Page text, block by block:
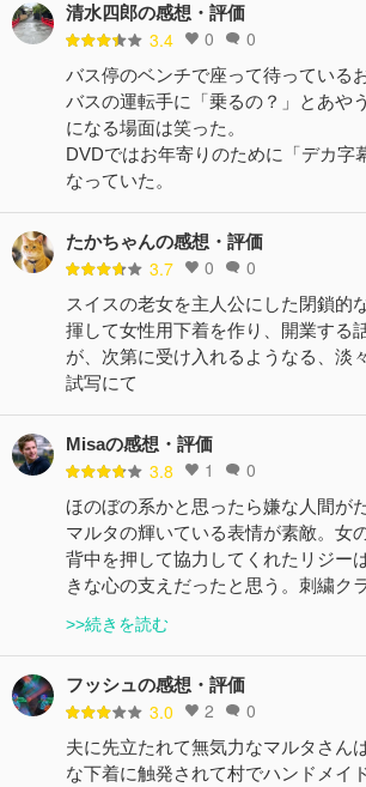
清水四郎の感想・評価
3.4 0 0
バス停のベンチで座って待っている
バスの運転手に「乗るの？」とあや
になる場面は笑った。
DVDではお年寄りのために「デカ字
なっていた。
たかちゃんの感想・評価
3.7 0 0
スイスの老女を主人公にした閉鎖的
揮して女性用下着を作り、開業する
が、次第に受け入れるようなる、
試写にて
Misaの感想・評価
3.8 1 0
ほのぼの系かと思ったら嫌な人間が
マルタの輝いている表情が素敵。女
背中を押して協力してくれたリジー
きな心の支えだったと思う。刺繍ク
>>続きを読む
フッシュの感想・評価
3.0 2 0
夫に先立たれて無気力なマルタさん
な下着に触発されて村でハンドメイ